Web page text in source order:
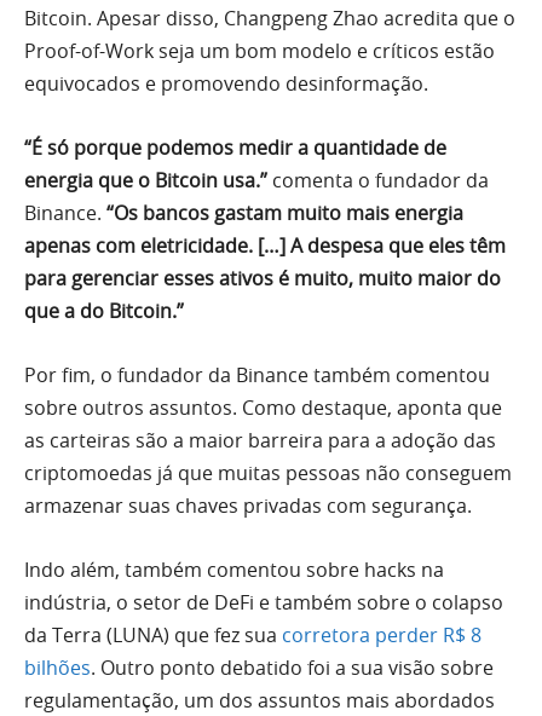
Bitcoin. Apesar disso, Changpeng Zhao acredita que o
Proof-of-Work seja um bom modelo e críticos estão
equivocados e promovendo desinformação.
“É só porque podemos medir a quantidade de
energia que o Bitcoin usa.” comenta o fundador da
Binance. “Os bancos gastam muito mais energia
apenas com eletricidade. […] A despesa que eles têm
para gerenciar esses ativos é muito, muito maior do
que a do Bitcoin.”
Por fim, o fundador da Binance também comentou
sobre outros assuntos. Como destaque, aponta que
as carteiras são a maior barreira para a adoção das
criptomoedas já que muitas pessoas não conseguem
armazenar suas chaves privadas com segurança.
Indo além, também comentou sobre hacks na
indústria, o setor de DeFi e também sobre o colapso
da Terra (LUNA) que fez sua corretora perder R$ 8
bilhões. Outro ponto debatido foi a sua visão sobre
regulamentação, um dos assuntos mais abordados